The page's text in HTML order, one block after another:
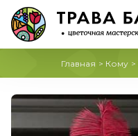
Главная > Кому >